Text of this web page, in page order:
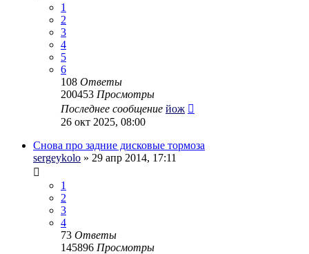
1
2
3
4
5
6
108 Ответы
200453 Просмотры
Последнее сообщение йож
26 окт 2025, 08:00
Снова про задние дисковые тормоза
sergeykolo » 29 апр 2014, 17:11
1
2
3
4
73 Ответы
145896 Просмотры